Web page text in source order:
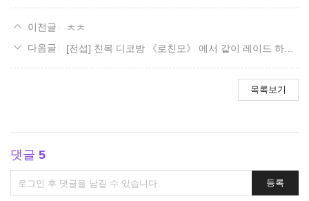
ㅊㅊ
[전섭] 친목 디코방 《로친모》 에서 같이 레이드 하실분 모집합니다
목록보기
댓글 5
댓
글
등록